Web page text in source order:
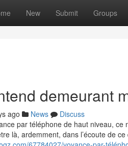
New Submit Groups
demeurant
ago News
Discuss
par téléphone de haut niveau, ce
là, ardemment, dans l’écoute de